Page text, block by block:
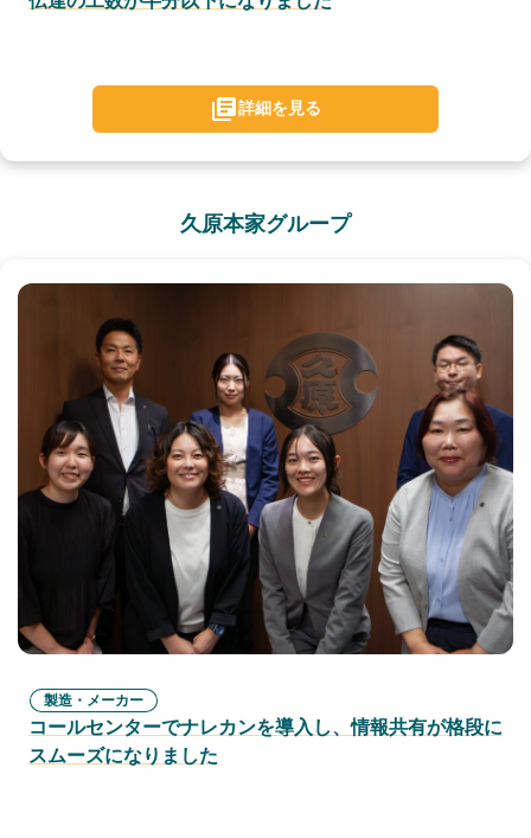
詳細を見る
久原本家グループ
製造・メーカー
コールセンターでナレカンを導入し、情報共有が格段に
スムーズになりました